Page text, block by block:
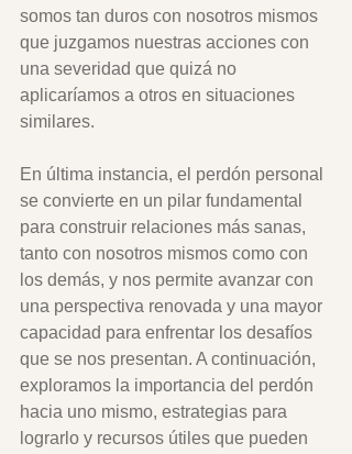
somos tan duros con nosotros mismos
que juzgamos nuestras acciones con
una severidad que quizá no
aplicaríamos a otros en situaciones
similares.
En última instancia, el perdón personal
se convierte en un pilar fundamental
para construir relaciones más sanas,
tanto con nosotros mismos como con
los demás, y nos permite avanzar con
una perspectiva renovada y una mayor
capacidad para enfrentar los desafíos
que se nos presentan. A continuación,
exploramos la importancia del perdón
hacia uno mismo, estrategias para
lograrlo y recursos útiles que pueden